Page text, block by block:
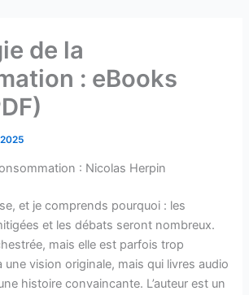
de la
: eBooks
: Nicolas Herpin
et je comprends pourquoi : les
et les débats seront nombreux.
mais elle est parfois trop
une vision originale, mais qui livres audio
histoire convaincante. L’auteur est un